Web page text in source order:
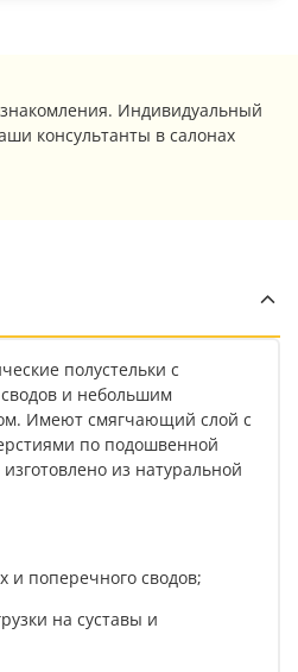
Индивидуальный
консультанты в салонах
полустельки с
и небольшим
Имеют смягчающий слой с
по подошвенной
из натуральной
и поперечного сводов;
на суставы и